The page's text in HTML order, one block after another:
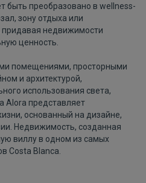
быть преобразовано в wellness-
зону отдыха или
придавая недвижимости
ценность.
помещениями, просторными
и архитектурой,
использования света,
Alora представляет
основанный на дизайне,
Недвижимость, созданная
виллу в одном из самых
Costa Blanca.